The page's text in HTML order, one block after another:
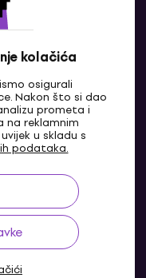
kolačića
osigurali
Nakon što si dao
prometa i
na reklamnim
u skladu s
podataka.